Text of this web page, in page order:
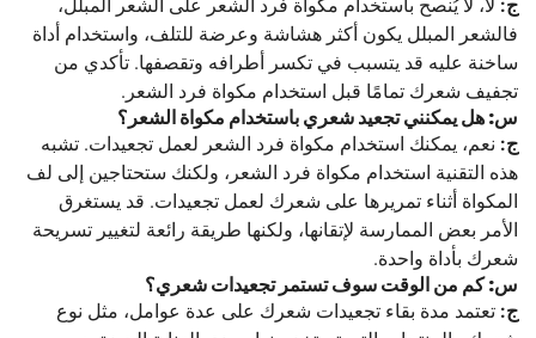
ج: لا، لا يُنصح باستخدام مكواة فرد الشعر على الشعر المبلل،
فالشعر المبلل يكون أكثر هشاشة وعرضة للتلف، واستخدام أداة
ساخنة عليه قد يتسبب في تكسر أطرافه وتقصفها. تأكدي من
تجفيف شعرك تمامًا قبل استخدام مكواة فرد الشعر.
س: هل يمكنني تجعيد شعري باستخدام مكواة الشعر؟
ج: نعم، يمكنك استخدام مكواة فرد الشعر لعمل تجعيدات. تشبه
هذه التقنية استخدام مكواة فرد الشعر، ولكنك ستحتاجين إلى لف
المكواة أثناء تمريرها على شعرك لعمل تجعيدات. قد يستغرق
الأمر بعض الممارسة لإتقانها، ولكنها طريقة رائعة لتغيير تسريحة
شعرك بأداة واحدة.
س: كم من الوقت سوف تستمر تجعيدات شعري؟
ج: تعتمد مدة بقاء تجعيدات شعرك على عدة عوامل، مثل نوع